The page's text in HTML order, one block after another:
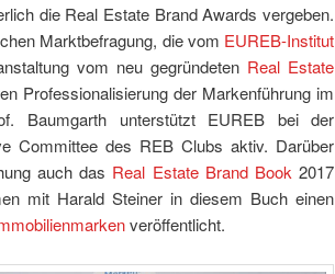
die Real Estate Brand Awards vergeben.
Marktbefragung, die vom EUREB-Institut
vom neu gegründeten Real Estate
Professionalisierung der Markenführung im
Baumgarth unterstützt EUREB bei der
Committee des REB Clubs aktiv. Darüber
auch das Real Estate Brand Book 2017
mit Harald Steiner in diesem Buch einen
veröffentlicht.